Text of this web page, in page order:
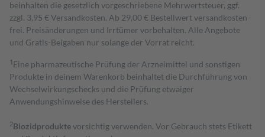
beinhalten die gesetzlich vorgeschriebene Mehrwertsteuer, ggf.
zzgl. 3,95 € Versandkosten. Ab 29,00 € Bestell­wert versand­kosten­
frei. Preisänderungen und Irrtümer vorbehalten. Alle Angebote
und Gratis-Beigaben nur solange der Vorrat reicht.
1 Eine pharmazeutische Prüfung der Arzneimittel und sonstigen
Produkte in deinem Warenkorb beinhaltet die Durchführung von
Wechselwirkungschecks und die Prüfung etwaiger
Anwendungshinweise des Herstellers.
2Biozidproduktevorsichtig verwenden. Vor Gebrauch stets Etikett